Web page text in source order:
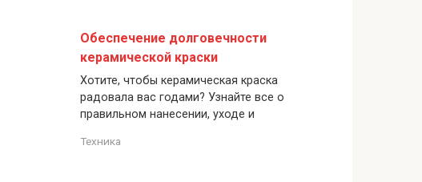
Обеспечение долговечности
керамической краски
Хотите, чтобы керамическая краска
радовала вас годами? Узнайте все о
правильном нанесении, уходе и
Техника